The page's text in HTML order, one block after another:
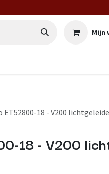
Mijn
ET52800-18 - V200
18 - V200